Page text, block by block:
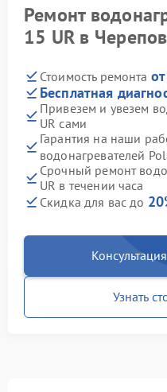
Ремонт
15 UR в
Стоимость ремонта
Бесплатная
Привезем и увезем
UR сами
Гарантия на наши
водонагревателей
Срочный ремонт
UR в течении часа
Скидка для вас до
Узнать